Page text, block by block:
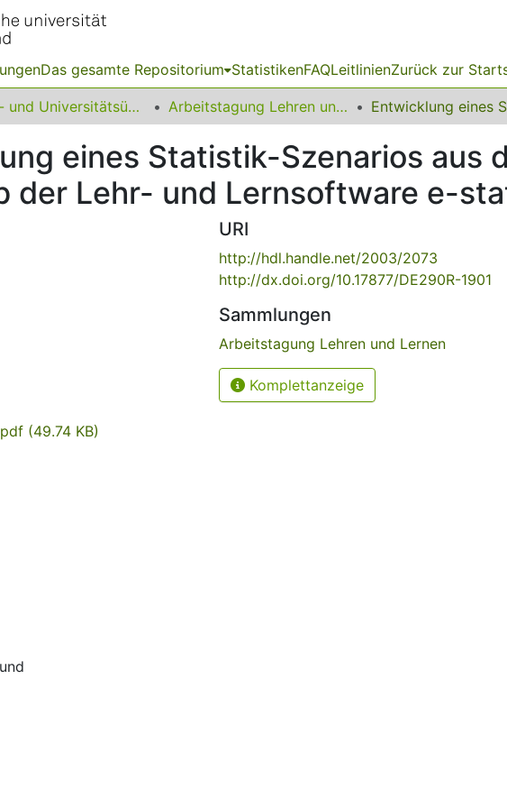
Das gesamte Repositorium StatistikenFAQLeitlinienZurück zur
Fach- und Universitätsübergreifendes Arbeitstagung Lehren und Lernen
eines Statistik-Szenarios aus
der Lehr- und Lernsoftware e-
(49.74 KB)
URI
http://hdl.handle.net/2003/2073
http://dx.doi.org/10.17877/DE290R-1901
Sammlungen
Arbeitstagung Lehren und Lernen
Komplettanzeige